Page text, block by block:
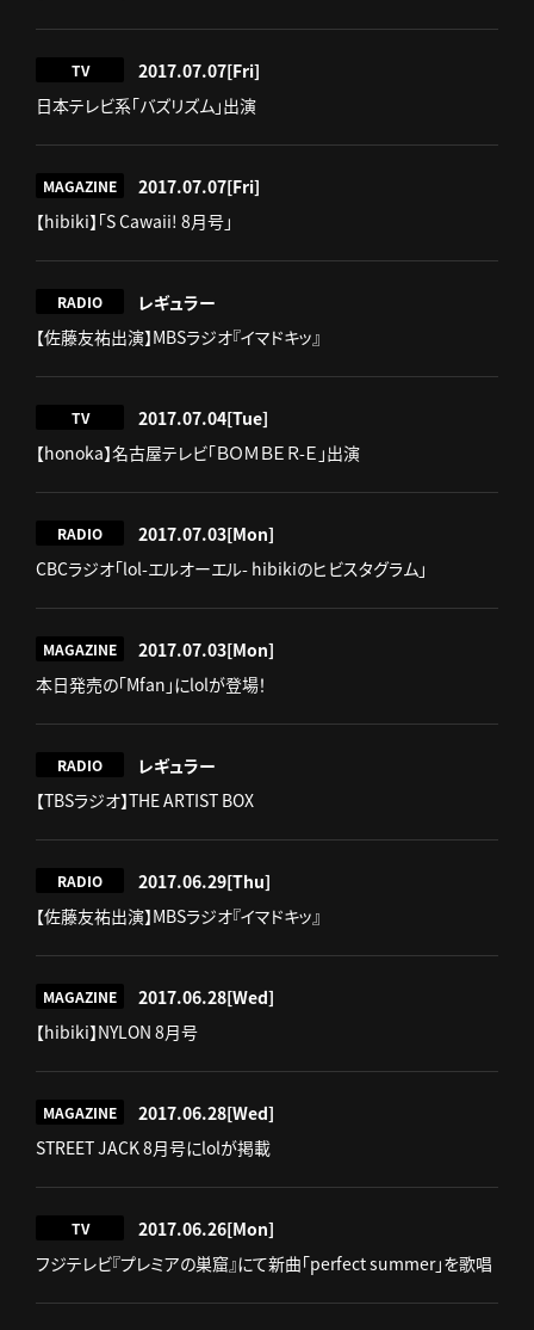
TV 2017.07.07[Fri]
日本テレビ系「バズリズム」出演
MAGAZINE 2017.07.07[Fri]
【hibiki】「S Cawaii! 8月号」
RADIO
レギュラー
【佐藤友祐出演】MBSラジオ『イマドキッ』
TV 2017.07.04[Tue]
【honoka】名古屋テレビ「ＢＯＭＢＥＲ-Ｅ」出演
RADIO 2017.07.03[Mon]
CBCラジオ「lol-エルオーエル- hibikiのヒビスタグラム」
MAGAZINE 2017.07.03[Mon]
‪本日発売の「Mfan」にlolが登場！‬
RADIO
レギュラー
【TBSラジオ】THE ARTIST BOX
RADIO 2017.06.29[Thu]
【佐藤友祐出演】MBSラジオ『イマドキッ』
MAGAZINE 2017.06.28[Wed]
【hibiki】NYLON 8月号
MAGAZINE 2017.06.28[Wed]
STREET JACK 8月号にlolが掲載
TV 2017.06.26[Mon]
フジテレビ『プレミアの巣窟』にて新曲「perfect summer」を歌唱